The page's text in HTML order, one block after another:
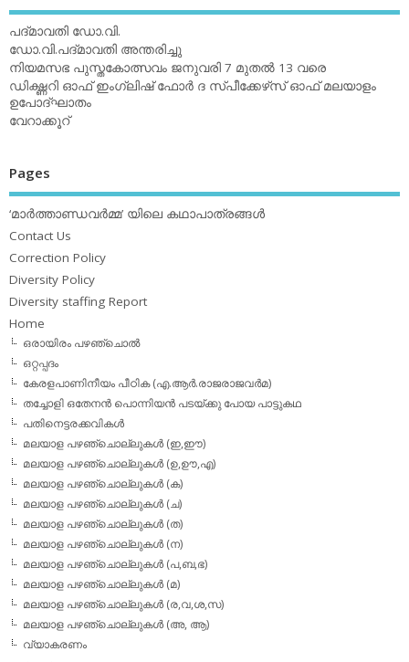
പദ്മാവതി ഡോ.വി.
ഡോ.വി.പദ്മാവതി അന്തരിച്ചു
നിയമസഭ പുസ്തകോത്സവം ജനുവരി 7 മുതല്‍ 13 വരെ
ഡിക്ഷ്ണറി ഓഫ് ഇംഗ്ലിഷ് ഫോര്‍ ദ സ്പീക്കേഴ്‌സ് ഓഫ് മലയാളം
ഉപോദ്ഘാതം
വേറാക്കൂറ്
Pages
‘മാര്‍ത്താണ്ഡവര്‍മ്മ’ യിലെ കഥാപാത്രങ്ങള്‍
Contact Us
Correction Policy
Diversity Policy
Diversity staffing Report
Home
ഒരായിരം പഴഞ്ചൊല്‍
ഒറ്റപ്പദം
കേരളപാണിനീയം പീഠിക (എ.ആര്‍.രാജരാജവര്‍മ)
തച്ചോളി ഒതേനൻ പൊന്നിയൻ പടയ്‌ക്കു പോയ പാട്ടുകഥ
പതിനെട്ടരക്കവികള്‍
മലയാള പഴഞ്ചൊല്ലുകള്‍ (ഇ,ഈ)
മലയാള പഴഞ്ചൊല്ലുകള്‍ (ഉ,ഊ,എ)
മലയാള പഴഞ്ചൊല്ലുകള്‍ (ക)
മലയാള പഴഞ്ചൊല്ലുകള്‍ (ച)
മലയാള പഴഞ്ചൊല്ലുകള്‍ (ത)
മലയാള പഴഞ്ചൊല്ലുകള്‍ (ന)
മലയാള പഴഞ്ചൊല്ലുകള്‍ (പ,ബ,ഭ)
മലയാള പഴഞ്ചൊല്ലുകള്‍ (മ)
മലയാള പഴഞ്ചൊല്ലുകള്‍ (ര,വ,ശ,സ)
മലയാള പഴഞ്ചൊല്ലുകൾ (അ, ആ)
വ്യാകരണം